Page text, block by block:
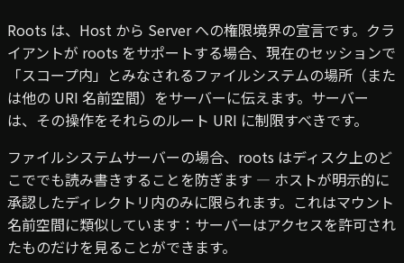
Roots は、Host から Server への権限境界の宣言です。クラ
イアントが roots をサポートする場合、現在のセッションで
「スコープ内」とみなされるファイルシステムの場所（また
は他の URI 名前空間）をサーバーに伝えます。サーバー
は、その操作をそれらのルート URI に制限すべきです。
ファイルシステムサーバーの場合、roots はディスク上のど
こででも読み書きすることを防ぎます — ホストが明示的に
承認したディレクトリ内のみに限られます。これはマウント
名前空間に類似しています：サーバーはアクセスを許可され
たものだけを見ることができます。